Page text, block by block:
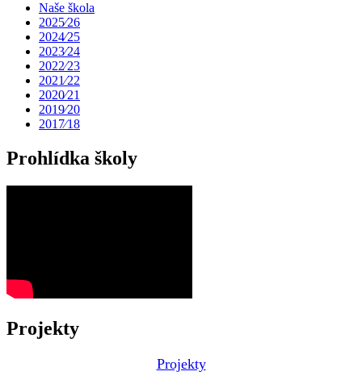
Naše škola
2025⁄26
2024⁄25
2023⁄24
2022⁄23
2021⁄22
2020⁄21
2019⁄20
2017⁄18
Prohlídka školy
Projekty
Projekty